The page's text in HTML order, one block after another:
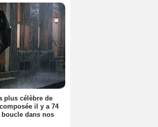
plus célèbre de
il y a 74
dans nos